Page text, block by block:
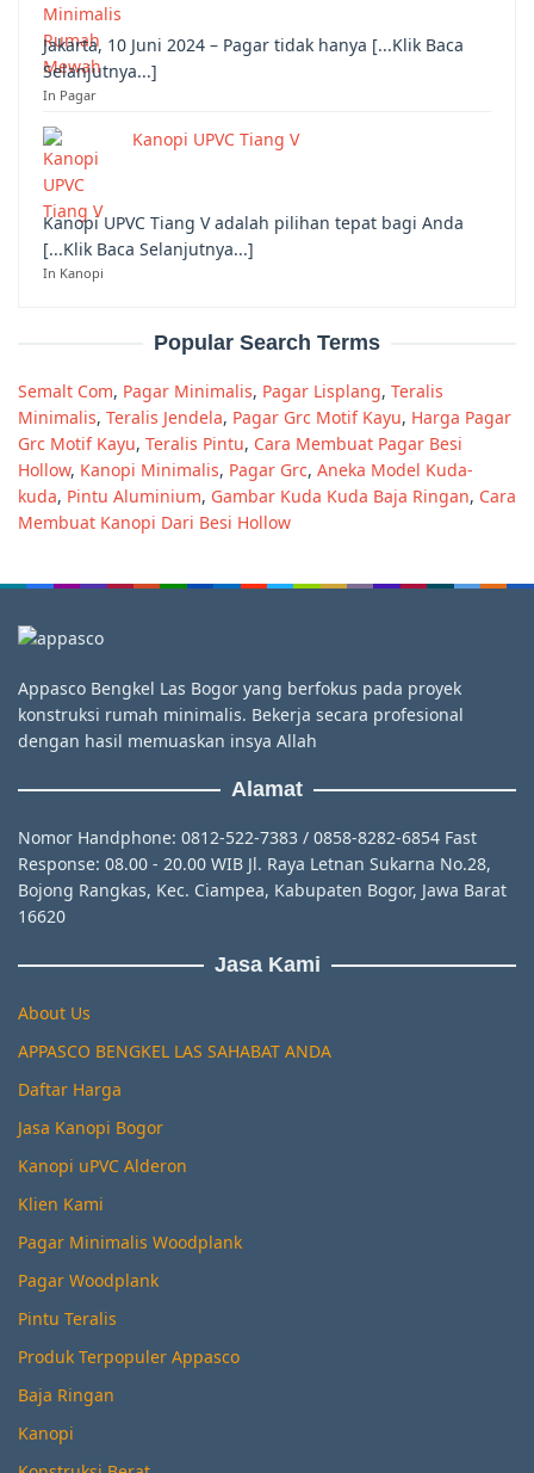
Jakarta, 10 Juni 2024 – Pagar tidak hanya [...Klik Baca
Selanjutnya...]
In Pagar
Kanopi UPVC Tiang V
Kanopi UPVC Tiang V adalah pilihan tepat bagi Anda
[...Klik Baca Selanjutnya...]
In Kanopi
Popular Search Terms
Semalt Com, Pagar Minimalis, Pagar Lisplang, Teralis
Minimalis, Teralis Jendela, Pagar Grc Motif Kayu, Harga Pagar
Grc Motif Kayu, Teralis Pintu, Cara Membuat Pagar Besi
Hollow, Kanopi Minimalis, Pagar Grc, Aneka Model Kuda-
kuda, Pintu Aluminium, Gambar Kuda Kuda Baja Ringan, Cara
Membuat Kanopi Dari Besi Hollow
Appasco Bengkel Las Bogor yang berfokus pada proyek
konstruksi rumah minimalis. Bekerja secara profesional
dengan hasil memuaskan insya Allah
Alamat
Nomor Handphone: 0812-522-7383 / 0858-8282-6854 Fast
Response: 08.00 - 20.00 WIB Jl. Raya Letnan Sukarna No.28,
Bojong Rangkas, Kec. Ciampea, Kabupaten Bogor, Jawa Barat
16620
Jasa Kami
About Us
APPASCO BENGKEL LAS SAHABAT ANDA
Daftar Harga
Jasa Kanopi Bogor
Kanopi uPVC Alderon
Klien Kami
Pagar Minimalis Woodplank
Pagar Woodplank
Pintu Teralis
Produk Terpopuler Appasco
Baja Ringan
Kanopi